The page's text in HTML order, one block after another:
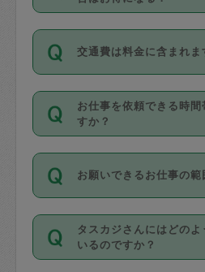
がっていく仕組みにな
Diners Club）のみと
を行う際にご入力くだ
ル登録時にはご入力い
丈夫です。
デビットカード・プリ
リカ、au WALLETな
銀行振込や現金払いも
なお、タスカジさんの
金のご請求と合わせて
依頼には「スポット」
隔週）」があり、「定
ポット」よりお得な料
す。
定期の最低利用回数は
りに、一定数を超えた
（例：毎週定期の場合
ンセルが有償（1200円
は２回以上のキャンセ
交通費は料金に含まれま
交通費は依頼料金とは
料金のご請求と合わせ
ます。交通費の金額は
お仕事を依頼できる時
すか？
時間帯は3種類ありま
たり３時間です。
・ＡＭ ９時～１２
・ＰＭ １３時～１６時
・夜 １８時～２１
お願いできるお仕事の範
掃除、整理収納、洗濯
作り置きです。タスカ
きる仕事の範囲が異な
タスカジさんにはどの
いるのですか？